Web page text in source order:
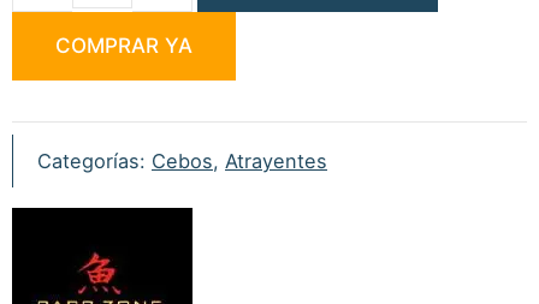
Pure
Active
500ml
COMPRAR YA
Categorías: Cebos, Atrayentes